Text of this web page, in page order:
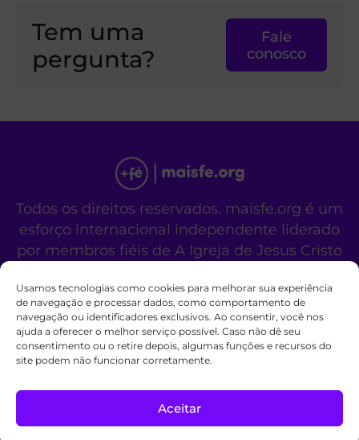
Usamos tecnologias como cookies para melhorar sua experiência
de navegação e processar dados, como comportamento de
navegação ou identificadores exclusivos. Ao consentir, você nos
ajuda a oferecer o melhor serviço possível. Caso não dê seu
consentimento ou o retire depois, algumas funções e recursos do
site podem não funcionar corretamente.
Aceitar
Tem uma
pergunta?
Fale
conosco
Todos os direitos reservados. maisfe.org é um
esforço internacional independente liderado
por membros fiéis de A Igreja de Jesus Cristo
Este site não é um site oficial da organização
religiosa mencionada acima.
Fale Conosco Políticas de Cookies